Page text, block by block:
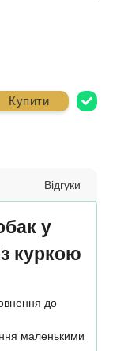
Купити
Відгуки
у
куркою
до
маленькими